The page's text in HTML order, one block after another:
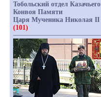
Тобольский отдел Казачьего
Конвоя Памяти
Царя Мученика Николая II
(101)